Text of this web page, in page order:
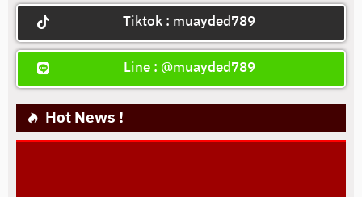
Tiktok : muayded789
Line : @muayded789
Hot News !